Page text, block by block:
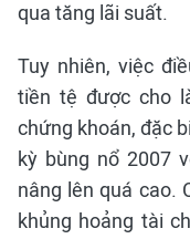
qua tăng lãi suất.
Tuy nhiên, việc
tiền tệ được cho
chứng khoán, đặc
kỳ bùng nổ 2007
nâng lên quá cao.
khủng hoảng tài